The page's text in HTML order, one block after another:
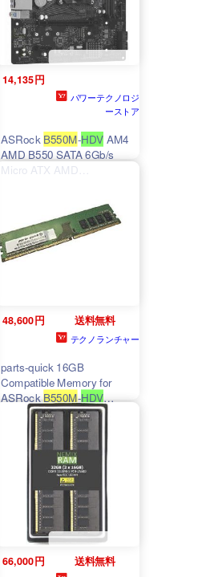
14,135円
パワーテクノロジ
ーストア
ASRock B550M-HDV AM4
AMD B550 SATA 6Gb/s
Micro ATX AMD
48,600円 送料無料
テクノランチャー
parts-quick 16GB
Compatible Memory for
ASRockB550M-HDV
Motherboard DDR4
3200MHz UDIMM RAM
66,000円 送料無料